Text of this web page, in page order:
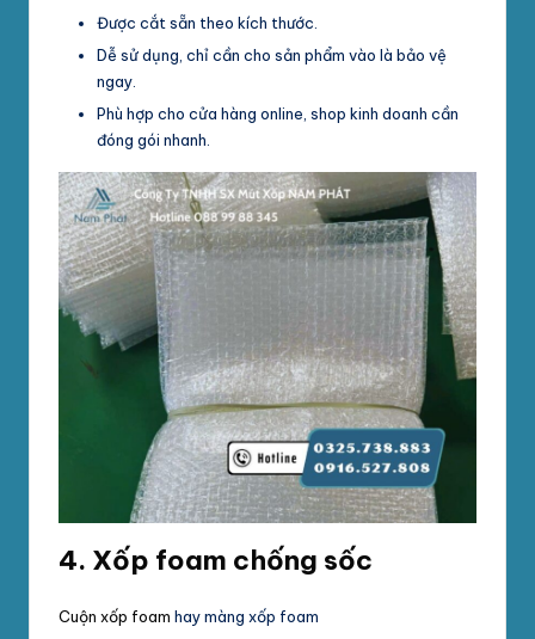
Được cắt sẵn theo kích thước.
Dễ sử dụng, chỉ cần cho sản phẩm vào là bảo vệ
ngay.
Phù hợp cho cửa hàng online, shop kinh doanh cần
đóng gói nhanh.
4. Xốp foam chống sốc
Cuộn xốp foam hay màng xốp foam